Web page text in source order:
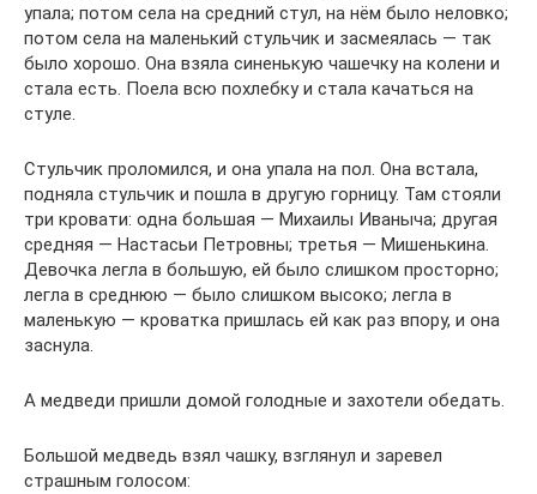
упала; потом села на средний стул, на нём было неловко;
потом села на маленький стульчик и засмеялась — так
было хорошо. Она взяла синенькую чашечку на колени и
стала есть. Поела всю похлебку и стала качаться на
стуле.
Стульчик проломился, и она упала на пол. Она встала,
подняла стульчик и пошла в другую горницу. Там стояли
три кровати: одна большая — Михаилы Иваныча; другая
средняя — Настасьи Петровны; третья — Мишенькина.
Девочка легла в большую, ей было слишком просторно;
легла в среднюю — было слишком высоко; легла в
маленькую — кроватка пришлась ей как раз впору, и она
заснула.
А медведи пришли домой голодные и захотели обедать.
Большой медведь взял чашку, взглянул и заревел
страшным голосом: